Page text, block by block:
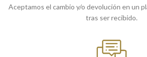
Aceptamos el cambio y/o devolución en un
tras ser recibido.